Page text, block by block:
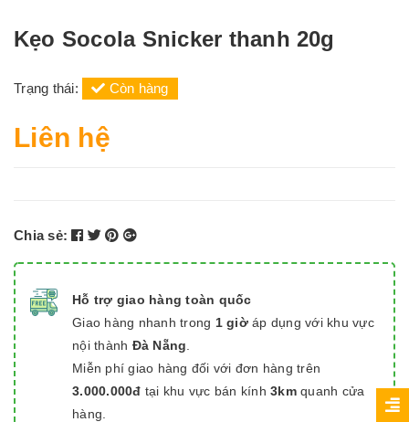
Kẹo Socola Snicker thanh 20g
Trạng thái: Còn hàng
Liên hệ
Chia sẻ:
Hỗ trợ giao hàng toàn quốc
Giao hàng nhanh trong 1 giờáp dụng với khu vực
nội thành Đà Nẵng
Miễn phí giao hàng đối với đơn hàng trên
3.000.000đ tại khu vực bán kính 3kmquanh cửa
hàng.